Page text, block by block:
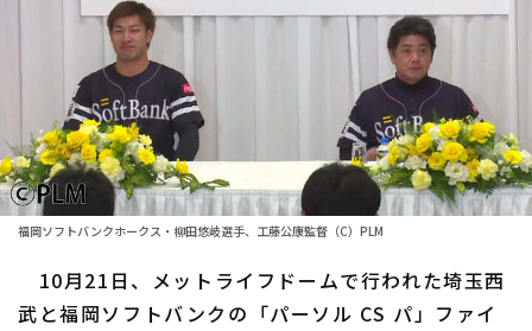
日程・結果
順位表･成績
1軍公式戦
ファーム東地区
選手名鑑
選手名鑑トップ
北海道日本ハムファイターズ
東北楽天ゴールデンイーグルス
ニュース
福岡ソフトバンクホークス・柳田悠岐選手、工藤公康監督（C）PLM
10月21日、メットライフドームで行われた埼玉西
武と福岡ソフトバンクの「パーソル CS パ」ファイ